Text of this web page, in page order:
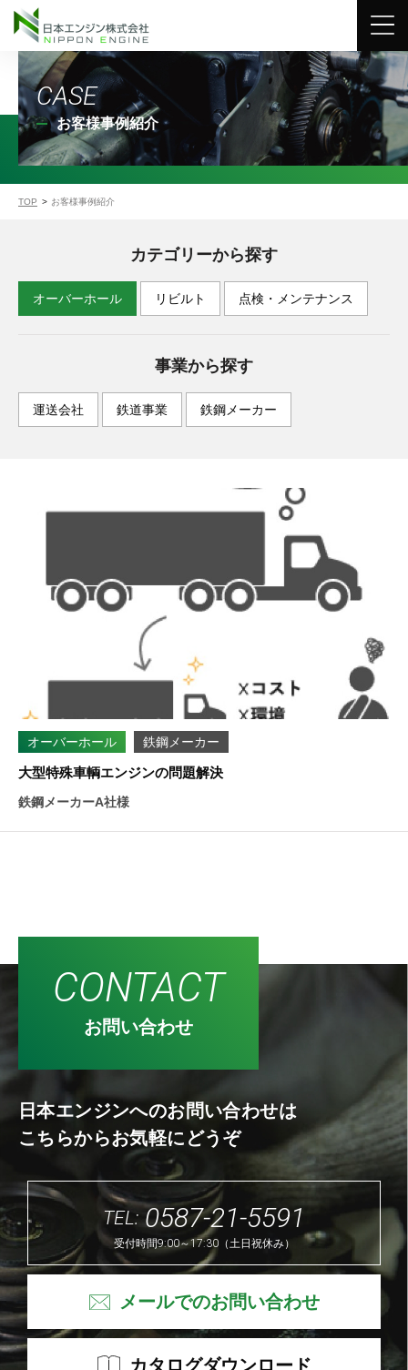
CASE
お客様事例紹介
TOP お客様事例紹介
カテゴリーから探す
オーバーホール リビルト 点検・メンテナンス
事業から探す
運送会社 鉄道事業 鉄鋼メーカー
オーバーホール 鉄鋼メーカー
大型特殊車輌エンジンの問題解決
鉄鋼メーカーA社様
CONTACT
お問い合わせ
日本エンジンへのお問い合わせは
こちらからお気軽にどうぞ
TEL:0587-21-5591
受付時間9:00～17:30（土日祝休み）
メールでのお問い合わせ
カタログダウンロード